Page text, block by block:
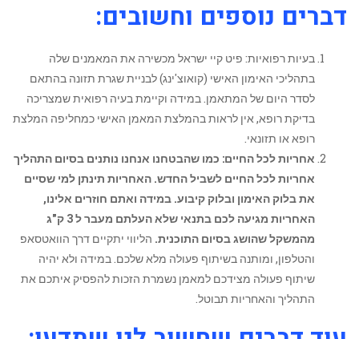
דברים נוספים וחשובים:
בעיות רפואיות: פיט קיי ישראל מכשירה את המאמנים שלה
בתהליכי האימון האישי (קואוצ'ינג) לבניית שגרת תזונה בהתאם
לסדר היום של המתאמן. במידה וקיימת בעיה רפואית שמצריכה
בדיקת רופא, אין לראות בהמלצת המאמן האישי כמחליפה המלצת
רופא או תזונאי.
אחריות לכל החיים: כמו שהבטחנו אנחנו נותנים בסיום התהליך
אחריות לכל החיים לשביל החדש. האחריות תינתן למי שסיים
את בלוק האימון ובלוק קיבוע. במידה ואתם חוזרים אלינו,
האחריות מגיעה לכם בתנאי שלא העלתם מעבר ל 3 ק"ג
מהמשקל שהושג בסיום התוכנית. הליווי יתקיים דרך הוואטסאפ
והטלפון, ומותנה בשיתוף פעולה מלא שלכם. במידה ולא יהיה
שיתוף פעולה מצידכם למאמן נשמרת הזכות להפסיק איתכם את
התהליך והאחריות תבוטל.